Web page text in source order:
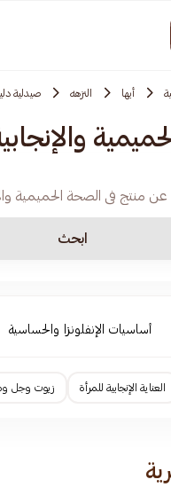
أبها النزهه صيدلية
ابحث
أساسيات الإنفلونزا والحساسية
العناية الإنجابية للمرأة زيوت وجل